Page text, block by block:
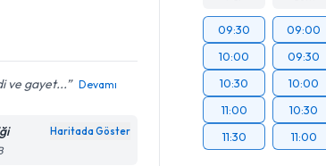
ve gayet... Devamı
Haritada Göster
09:30
10:00
10:30
11:00
11:30
09:00
09:30
10:00
10:30
11:00